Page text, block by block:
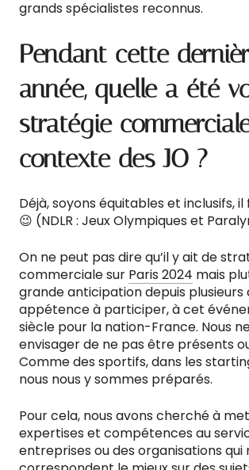
grands spécialistes reconnus.
Pendant cette
année, quelle a été
stratégie
contexte des JO ?
Déjà, soyons équitables et inclusifs, il
😉 (NDLR : Jeux Olympiques et
On ne peut pas dire qu’il y ait de
commerciale sur Paris 2024 mais
grande anticipation depuis plusieurs
appétence à participer, à cet
siècle pour la nation-France. Nous
envisager de ne pas être présents
Comme des sportifs, dans les
nous nous y sommes préparés.
Pour cela, nous avons cherché à
expertises et compétences au
entreprises ou des organisations qui